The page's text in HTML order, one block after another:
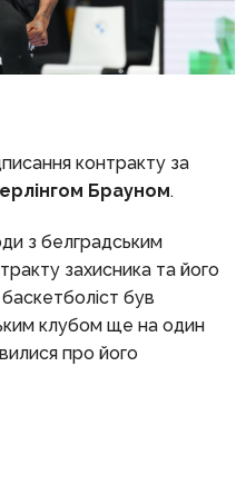
контракту за
Брауном.
з белградським
захисника та його
був
клубом ще на один
про його